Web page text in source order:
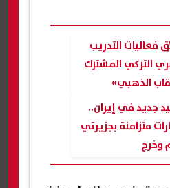
فعاليات التدريب
التركي المشترك
الذهبي»
جديد في إيران..
متزامنة بجزيرتي